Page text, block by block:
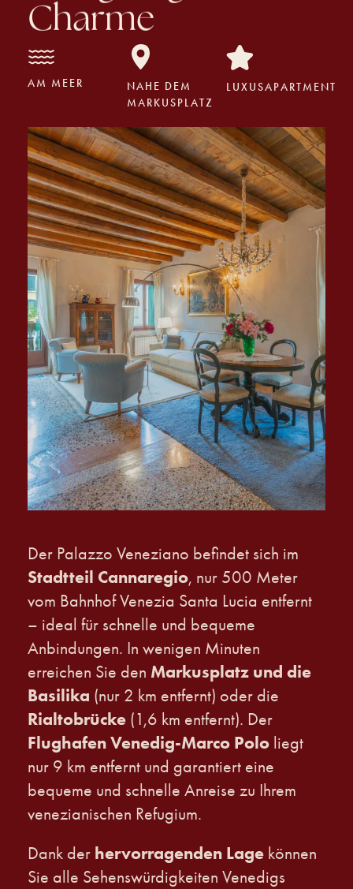
AM MEER
NAHE DEM
MARKUSPLATZ
LUXUSAPARTMENT
Der Palazzo Veneziano befindet sich im
Stadtteil Cannaregio, nur 500 Meter
vom Bahnhof Venezia Santa Lucia entfernt
– ideal für schnelle und bequeme
Anbindungen. In wenigen Minuten
erreichen Sie den Markusplatz und die
Basilika (nur 2 km entfernt) oder die
Rialtobrücke (1,6 km entfernt). Der
Flughafen Venedig-Marco Polo liegt
nur 9 km entfernt und garantiert eine
bequeme und schnelle Anreise zu Ihrem
venezianischen Refugium.
Dank der hervorragenden Lage können
Sie alle Sehenswürdigkeiten Venedigs